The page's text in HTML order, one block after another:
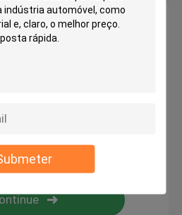
rolo da tela
automática
computador
um recado
você em breve!